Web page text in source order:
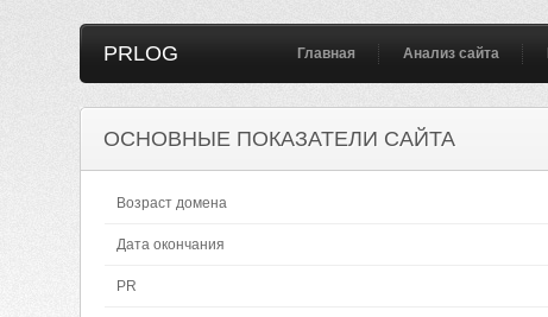
PRLOG Главная Анализ сайта
ОСНОВНЫЕ ПОКАЗАТЕЛИ САЙТА
Возраст домена
Дата окончания
PR